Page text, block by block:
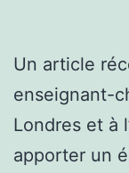
Un article
enseignant-
Londres et à
apporter un